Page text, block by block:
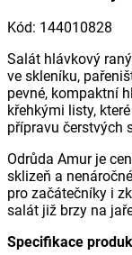
Kód: 144010828
Salát hlávkový
ve skleníku,
pevné, kompaktní
křehkými listy,
přípravu čerstvých
Odrůda Amur je
sklizeň a
pro začátečníky i
salát již brzy na
Specifikace